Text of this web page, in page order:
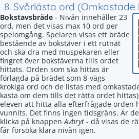
8. Svårlästa ord
Bokstavsbräde - Nivån innehåller 23
ord, men det visas max 10 ord per
spelomgång. Spelaren visas ett bräde
bestående av bokstäver i ett rutnät
och ska dra med muspekaren eller
fingret över bokstäverna tills ordet
hittats. Orden som ska hittas är
förlagda på brädet som 8-vägs
krokiga ord och de listas med
kasta om dem tills det rätta ordet
eleven att hitta alla efterfrågade orden
vunnits. Det finns ingen tidsgräns. Är
klicka på knappenAvbryt - då visas de
får försöka klara nivån igen.